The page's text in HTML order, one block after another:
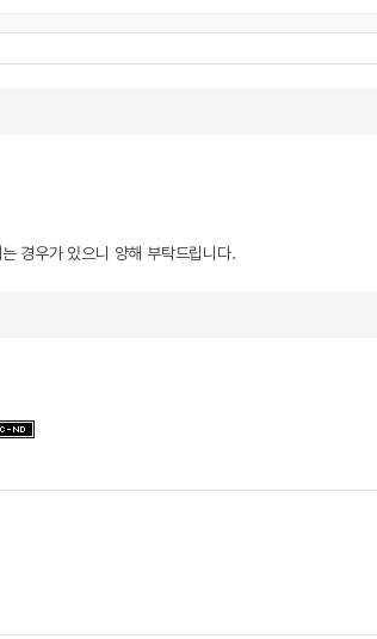
경우가 있으니 양해 부탁드립니다.